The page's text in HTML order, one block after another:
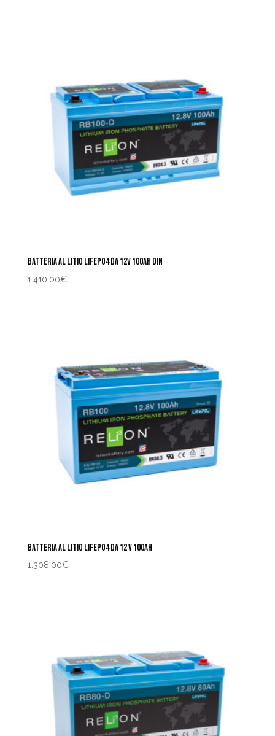
BATTERIA AL LITIO LIFEPO4 DA 12V 100AH DIN
1.410,00€
BATTERIA AL LITIO LIFEPO4 DA 12 V 100AH
1.308,00€